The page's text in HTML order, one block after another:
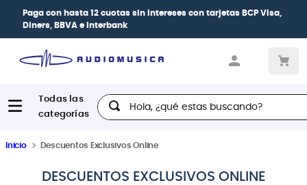
Paga con hasta 12 cuotas sin intereses con tarjetas BCP Visa,
Diners, BBVA e Interbank
Hola, ¿qué estas buscando?
Inicio Descuentos Exclusivos Online
DESCUENTOS EXCLUSIVOS ONLINE